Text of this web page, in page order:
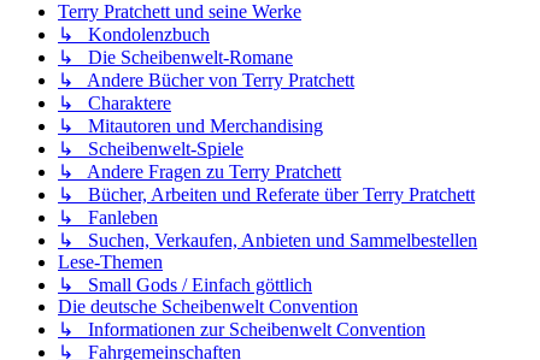
Terry Pratchett und seine Werke
↳ Kondolenzbuch
↳ Die Scheibenwelt-Romane
↳ Andere Bücher von Terry Pratchett
↳ Charaktere
↳ Mitautoren und Merchandising
↳ Scheibenwelt-Spiele
↳ Andere Fragen zu Terry Pratchett
↳ Bücher, Arbeiten und Referate über Terry Pratchett
↳ Fanleben
↳ Suchen, Verkaufen, Anbieten und Sammelbestellen
Lese-Themen
↳ Small Gods / Einfach göttlich
Die deutsche Scheibenwelt Convention
↳ Informationen zur Scheibenwelt Convention
↳ Fahrgemeinschaften